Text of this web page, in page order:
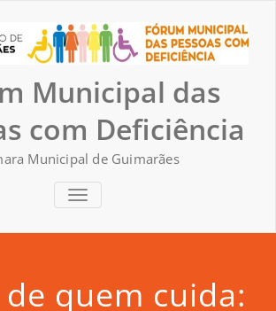
Municipal das
com Deficiência
Municipal de Guimarães
TOGGLE NAVIGATION
quem cuida: